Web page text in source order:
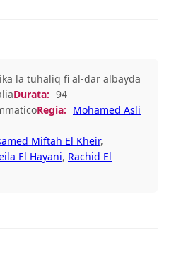
la tuhaliq fi al-dar albayda
Durata: 94
Regia: Mohamed Asli
Miftah El Kheir,
El Hayani, Rachid El